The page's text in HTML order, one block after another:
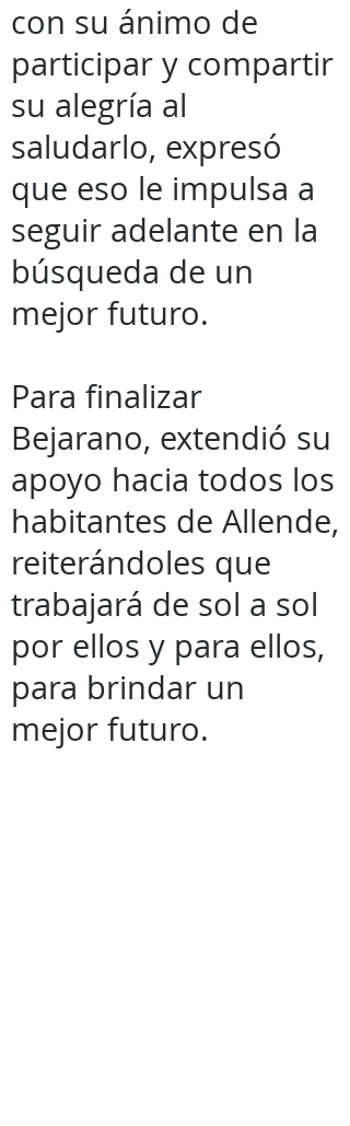
con su ánimo de
participar y compartir
su alegría al
saludarlo, expresó
que eso le impulsa a
seguir adelante en la
búsqueda de un
mejor futuro.
Para finalizar
Bejarano, extendió su
apoyo hacia todos los
habitantes de Allende,
reiterándoles que
trabajará de sol a sol
por ellos y para ellos,
para brindar un
mejor futuro.